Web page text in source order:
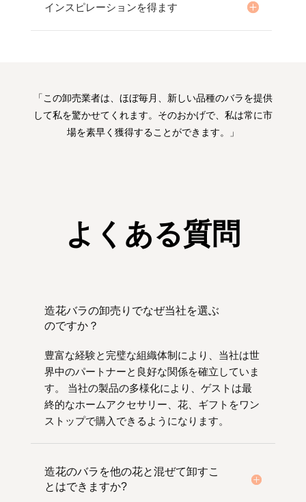
インスピレーションを得ます
「この卸売業者は、ほぼ毎月、新しい品種のバラを提供
して私を驚かせてくれます。そのおかげで、私は常に市
場を素早く獲得することができます。」
よくある質問
造花バラの卸売りでなぜ当社を選ぶ
のですか？
豊富な経験と完璧な組織体制により、当社は世
界中のパートナーと良好な関係を確立していま
す。 当社の製品の多様化により、ゲストは最
終的なホームアクセサリー、花、ギフトをワン
ストップで購入できるようになります。
造花のバラを他の花と混ぜて卸すこ
とはできますか?